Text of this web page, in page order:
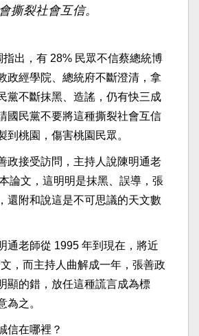
撕裂社會互信。
出，有 28% 民眾不信蔡總統博
政經學院、總統府不斷澄清，拿
黨不斷抹黑、造謠，仍有快三成
國民黨不要將這種撕裂社會互信
到桃園，傷害桃園民眾。
政接受訪問，主持人說陳明通老
論文，這明明是抹黑、誤導，張
還附和說這是不可思議的天文數
通老師從 1995 年到現在，將近
，而主持人曲解成一年，張善政
顯的錯，放任這種謊言成為標
為之。
信在哪裡？